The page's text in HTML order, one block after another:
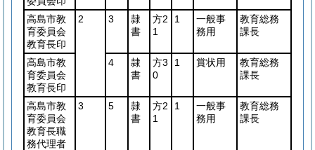
高島市教
育委員会
教育長印
2 3
隷
書
方2
1
1
一般事
務用
教育総務
課長
高島市教
育委員会
教育長印
4
隷
書
方3
0
1 賞状用
教育総務
課長
高島市教
育委員会
教育長職
務代理者
3 5
隷
書
方2
1
1
一般事
務用
教育総務
課長